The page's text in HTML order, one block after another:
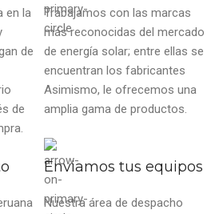
en la
de
de
Trabajamos con las marcas
más reconocidas del mercado
de energía solar; entre ellas se
encuentran los fabricantes
Asimismo, le ofrecemos una
amplia gama de productos.
Enviamos tus equipos
Nuestra área de despacho